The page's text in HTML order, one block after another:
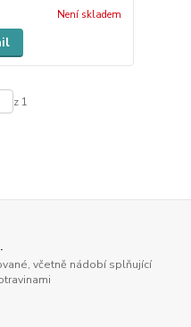
Není skladem
z 1
včetně nádobí splňující